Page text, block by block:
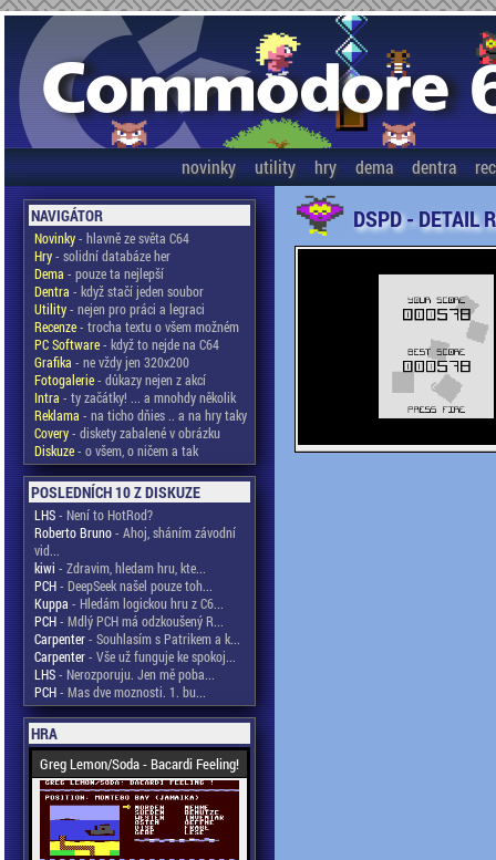
novinky utility hry dema dentra
NAVIGÁTOR
Novinky- hlavně ze světa C64
Hry- solidní databáze her
Dema - pouze ta nejlepší
Dentra - když stačí jeden soubor
Utility- nejen pro práci a legraci
Recenze- trocha textu o všem možném
PC Software- když to nejde na C64
Grafika - ne vždy jen 320x200
Fotogalerie- důkazy nejen z akcí
Intra - ty začátky! ... a mnohdy několik
Reklama - na ticho dňies .. a na hry taky
Covery- diskety zabalené v obrázku
Diskuze- o všem, o ničem a tak
POSLEDNÍCH 10 Z DISKUZE
LHS- Není to HotRod?
Roberto Bruno- Ahoj, sháním závodní
vid...
kiwi - Zdravim, hledam hru, kte...
PCH- DeepSeek našel pouze toh...
Kuppa - Hledám logickou hru z C6...
PCH- Mdlý PCH má odzkoušený R...
Carpenter- Souhlasím s Patrikem a k...
Carpenter- Vše už funguje ke spokoj...
LHS- Nerozporuju. Jen mě poba...
PCH- Mas dve moznosti. 1. bu...
HRA
Greg Lemon/Soda - Bacardi Feeling!
DSPD - DETAIL